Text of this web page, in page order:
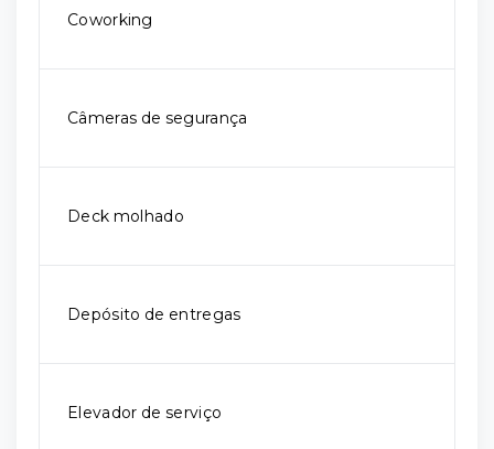
Coworking
Câmeras de segurança
Deck molhado
Depósito de entregas
Elevador de serviço